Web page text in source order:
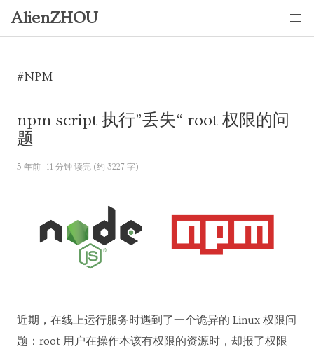
AlienZHOU
#NPM
npm script 执行”丢失“ root 权限的问
题
5 年前 11 分钟 读完 (约 3227 字)
近期，在线上运行服务时遇到了一个诡异的 Linux 权限问
题：root 用户在操作本该有权限的资源时，却报了权限